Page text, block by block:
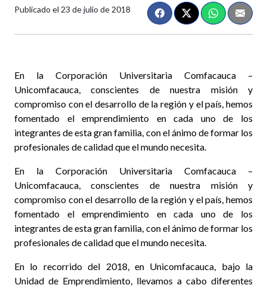
Publicado el 23 de julio de 2018
En la Corporación Universitaria Comfacauca –
Unicomfacauca, conscientes de nuestra misión y
compromiso con el desarrollo de la región y el país, hemos
fomentado el emprendimiento en cada uno de los
integrantes de esta gran familia, con el ánimo de formar los
profesionales de calidad que el mundo necesita.
En la Corporación Universitaria Comfacauca –
Unicomfacauca, conscientes de nuestra misión y
compromiso con el desarrollo de la región y el país, hemos
fomentado el emprendimiento en cada uno de los
integrantes de esta gran familia, con el ánimo de formar los
profesionales de calidad que el mundo necesita.
En lo recorrido del 2018, en Unicomfacauca, bajo la
Unidad de Emprendimiento, llevamos a cabo diferentes